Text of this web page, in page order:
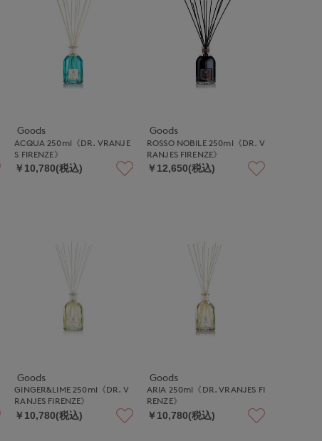
Goods
ACQUA 250ml《DR. VRANJE
S FIRENZE》
￥10,780(税込)
Goods
ROSSO NOBILE 250ml《DR. V
RANJES FIRENZE》
￥12,650(税込)
Goods
GINGER&LIME 250ml《DR. V
RANJES FIRENZE》
￥10,780(税込)
Goods
ARIA 250ml《DR. VRANJES FI
RENZE》
￥10,780(税込)